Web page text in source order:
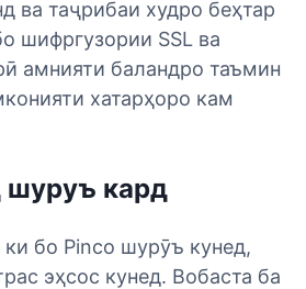
ва таҷрибаи худро беҳтар
шифргузории SSL ва
амнияти баландро таъмин
хатарҳоро кам
шуруъ кард
бо Pinco шурӯъ кунед,
эҳсос кунед. Вобаста ба